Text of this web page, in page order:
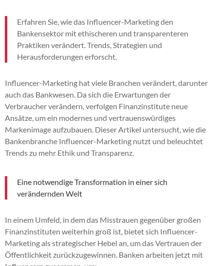
Erfahren Sie, wie das Influencer-Marketing den
Bankensektor mit ethischeren und transparenteren
Praktiken verändert. Trends, Strategien und
Herausforderungen erforscht.
Influencer-Marketing hat viele Branchen verändert, darunter
auch das Bankwesen. Da sich die Erwartungen der
Verbraucher verändern, verfolgen Finanzinstitute neue
Ansätze, um ein modernes und vertrauenswürdiges
Markenimage aufzubauen. Dieser Artikel untersucht, wie die
Bankenbranche Influencer-Marketing nutzt und beleuchtet
Trends zu mehr Ethik und Transparenz.
Eine notwendige Transformation in einer sich
verändernden Welt
In einem Umfeld, in dem das Misstrauen gegenüber großen
Finanzinstituten weiterhin groß ist, bietet sich Influencer-
Marketing als strategischer Hebel an, um das Vertrauen der
Öffentlichkeit zurückzugewinnen. Banken arbeiten jetzt mit